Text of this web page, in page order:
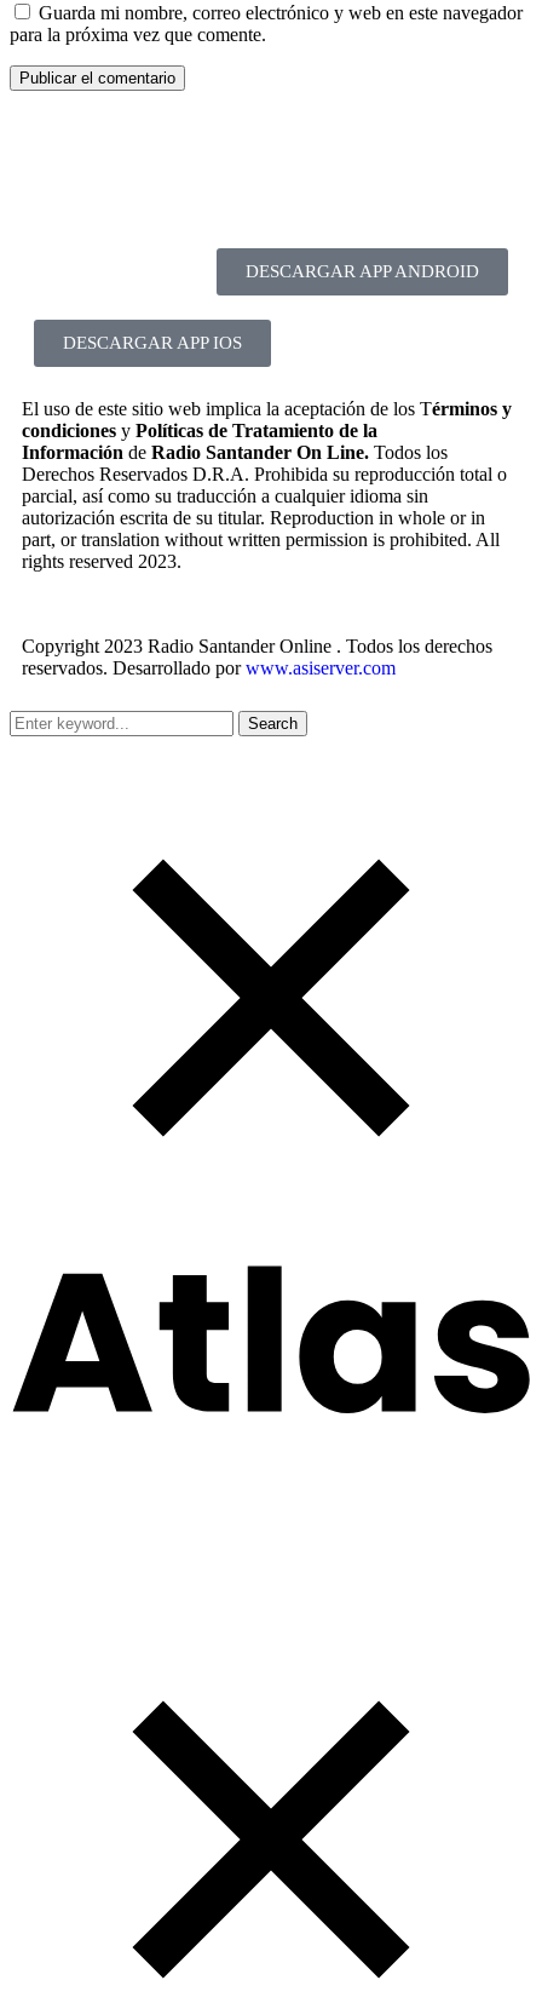
Guarda mi nombre, correo electrónico y web en este navegador
para la próxima vez que comente.
DESCARGAR APP ANDROID
DESCARGAR APP IOS
El uso de este sitio web implica la aceptación de los Términos y
condiciones y Políticas de Tratamiento de la
Información de Radio Santander On Line. Todos los
Derechos Reservados D.R.A. Prohibida su reproducción total o
parcial, así como su traducción a cualquier idioma sin
autorización escrita de su titular. Reproduction in whole or in
part, or translation without written permission is prohibited. All
rights reserved 2023.
Copyright 2023 Radio Santander Online . Todos los derechos
reservados. Desarrollado porwww.asiserver.com
Search